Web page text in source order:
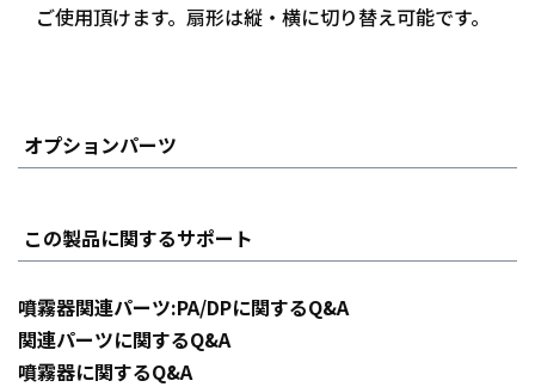
ご使用頂けます。扇形は縦・横に切り替え可能です。
オプションパーツ
この製品に関するサポート
噴霧器関連パーツ:PA/DPに関するQ&A
関連パーツに関するQ&A
噴霧器に関するQ&A